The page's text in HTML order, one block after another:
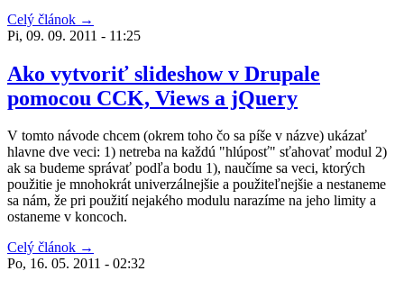
Celý článok →
Pi, 09. 09. 2011 - 11:25
Ako vytvoriť slideshow v Drupale
pomocou CCK, Views a jQuery
V tomto návode chcem (okrem toho čo sa píše v názve) ukázať
hlavne dve veci: 1) netreba na každú "hlúposť" sťahovať modul 2)
ak sa budeme správať podľa bodu 1), naučíme sa veci, ktorých
použitie je mnohokrát univerzálnejšie a použiteľnejšie a nestaneme
sa nám, že pri použití nejakého modulu narazíme na jeho limity a
ostaneme v koncoch.
Celý článok →
Po, 16. 05. 2011 - 02:32